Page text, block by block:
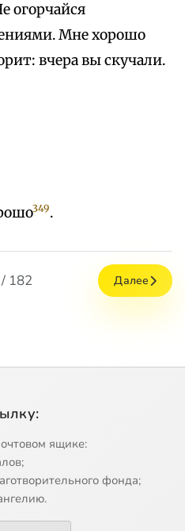
огорчайся
Мне хорошо
вчера вы скучали.
349.
182 Далее
ящике:
фонда;